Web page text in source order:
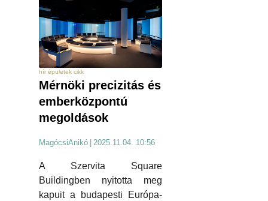
hír épületek cikk
Mérnöki precizitás és
emberközpontú
megoldások
MagócsiAnikó 2025.11.04. 10:56
A Szervita Square
Buildingben nyitotta meg
kapuit a budapesti Európa-